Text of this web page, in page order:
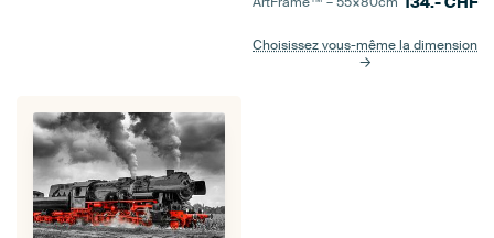
Choisissez vous-même la dimension